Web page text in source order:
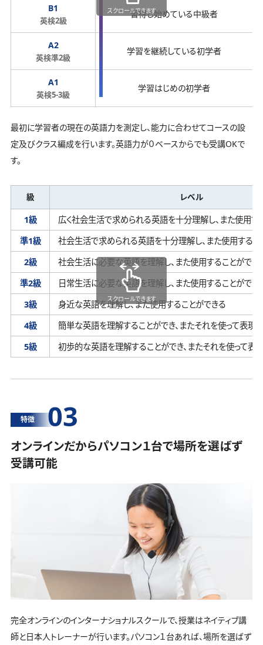
B1
英検2級
習得し始めている中級者
A2
英検準2級
学習を継続している初学者
A1
英検5-3級
学習はじめの初学者
スクロールできます
最初に学習者の現在の英語力を測定し、能力に合わせてコースの設
定及びクラス編成を行います。英語力が０ベースからでも受講OKで
す。
級 レベル
1級 広く社会生活で求められる英語を十分理解し、 また使用す
準1級
社会生活で求められる英語を十分理解し、 また使用するこ
2級
社会生活に必要な英語を理解し、 また使用することができ
準2級
日常生活に必要な英語を理解し、 また使用することができ
3級
身近な英語を理解し、また使用することができる
4級
簡単な英語を理解することができ、 またそれを使って表現
5級
初歩的な英語を理解することができ、 またそれを使って表
スクロールできます
特徴 03
オンラインだからパソコン１台で場所を選ばず
受講可能
完全オンラインのインターナショナルスクールで、授業はネイティブ講
師と日本人トレーナーが行います。パソコン１台あれば、場所を選ばず